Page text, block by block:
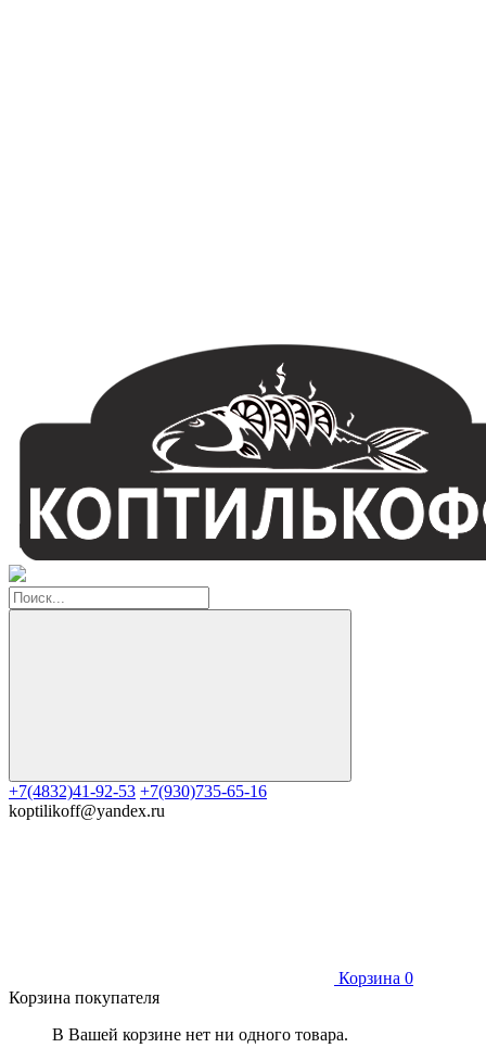
+7(4832)41-92-53 +7(930)735-65-16
koptilikoff@yandex.ru
Корзина 0
Корзина покупателя
В Вашей корзине нет ни одного товара.